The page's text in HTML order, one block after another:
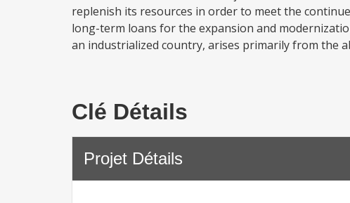
replenish its resources in order to meet the
long-term loans for the expansion and
an industrialized country, arises primarily from the
Clé Détails
Projet Détails